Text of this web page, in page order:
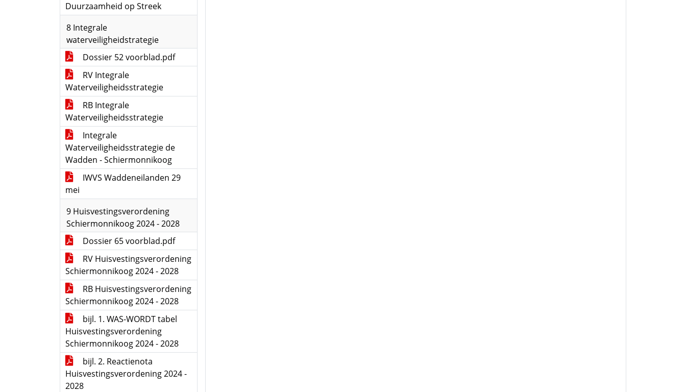
Duurzaamheid op Streek
8 Integrale
waterveiligheidstrategie
Dossier 52 voorblad.pdf
RV Integrale
Waterveiligheidsstrategie
RB Integrale
Waterveiligheidsstrategie
Integrale
Waterveiligheidsstrategie de
Wadden - Schiermonnikoog
IWVS Waddeneilanden 29
mei
9 Huisvestingsverordening
Schiermonnikoog 2024 - 2028
Dossier 65 voorblad.pdf
RV Huisvestingsverordening
Schiermonnikoog 2024 - 2028
RB Huisvestingsverordening
Schiermonnikoog 2024 - 2028
bijl. 1. WAS-WORDT tabel
Huisvestingsverordening
Schiermonnikoog 2024 - 2028
bijl. 2. Reactienota
Huisvestingsverordening 2024 -
2028